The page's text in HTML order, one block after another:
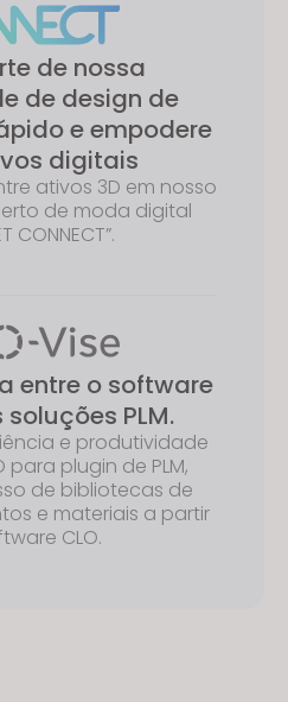
de nossa
de design de
e empodere
digitais
ativos 3D em nosso
de moda digital
CONNECT”.
entre o software
soluções PLM.
e produtividade
para plugin de PLM,
de bibliotecas de
e materiais a partir
CLO.